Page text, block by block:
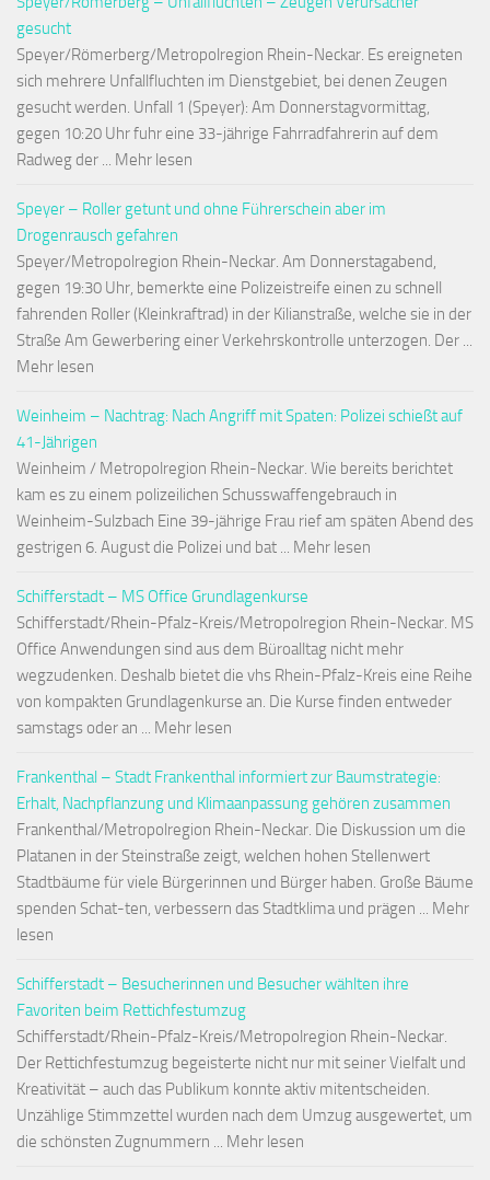
gesucht
Speyer/Römerberg/Metropolregion Rhein-Neckar. Es ereigneten
sich mehrere Unfallfluchten im Dienstgebiet, bei denen Zeugen
gesucht werden. Unfall 1 (Speyer): Am Donnerstagvormittag,
gegen 10:20 Uhr fuhr eine 33-jährige Fahrradfahrerin auf dem
Radweg der ... Mehr lesen
Speyer – Roller getunt und ohne Führerschein aber im
Drogenrausch gefahren
Speyer/Metropolregion Rhein-Neckar. Am Donnerstagabend,
gegen 19:30 Uhr, bemerkte eine Polizeistreife einen zu schnell
fahrenden Roller (Kleinkraftrad) in der Kilianstraße, welche sie in der
Straße Am Gewerbering einer Verkehrskontrolle unterzogen. Der ...
Mehr lesen
Weinheim – Nachtrag: Nach Angriff mit Spaten: Polizei schießt auf
41-Jährigen
Weinheim / Metropolregion Rhein-Neckar. Wie bereits berichtet
kam es zu einem polizeilichen Schusswaffengebrauch in
Weinheim-Sulzbach Eine 39-jährige Frau rief am späten Abend des
gestrigen 6. August die Polizei und bat ... Mehr lesen
Schifferstadt – MS Office Grundlagenkurse
Schifferstadt/Rhein-Pfalz-Kreis/Metropolregion Rhein-Neckar. MS
Office Anwendungen sind aus dem Büroalltag nicht mehr
wegzudenken. Deshalb bietet die vhs Rhein-Pfalz-Kreis eine Reihe
von kompakten Grundlagenkurse an. Die Kurse finden entweder
samstags oder an ... Mehr lesen
Frankenthal – Stadt Frankenthal informiert zur Baumstrategie:
Erhalt, Nachpflanzung und Klimaanpassung gehören zusammen
Frankenthal/Metropolregion Rhein-Neckar. Die Diskussion um die
Platanen in der Steinstraße zeigt, welchen hohen Stellenwert
Stadtbäume für viele Bürgerinnen und Bürger haben. Große Bäume
spenden Schat-ten, verbessern das Stadtklima und prägen ... Mehr
lesen
Schifferstadt – Besucherinnen und Besucher wählten ihre
Favoriten beim Rettichfestumzug
Schifferstadt/Rhein-Pfalz-Kreis/Metropolregion Rhein-Neckar.
Der Rettichfestumzug begeisterte nicht nur mit seiner Vielfalt und
Kreativität – auch das Publikum konnte aktiv mitentscheiden.
Unzählige Stimmzettel wurden nach dem Umzug ausgewertet, um
die schönsten Zugnummern ... Mehr lesen